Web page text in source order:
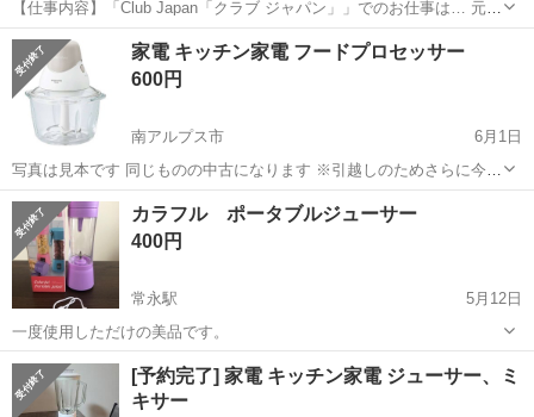
【仕事内容】「Club Japan「クラブ ジャパン」」でのお仕事は… 元気
にお出迎え ドリンクを作ってご提供 お客様とおしゃべり 笑顔でお見
送り 難しいことや複雑な内容はお願いしません! どなたでもすぐに覚
えられるので、夜職初心...
アルバイト・パート
家電 キッチン家電 フードプロセッサー
600円
南アルプス市
6月1日
写真は見本です 同じものの中古になります ※引越しのためさらに今後
出品します。
山梨 南アルプス市 キッチン家電
カラフル ポータブルジューサー
400円
常永駅
5月12日
一度使用しただけの美品です。
山梨 中央市 常永駅 キッチン家電
[予約完了] 家電 キッチン家電 ジューサー、ミ
キサー